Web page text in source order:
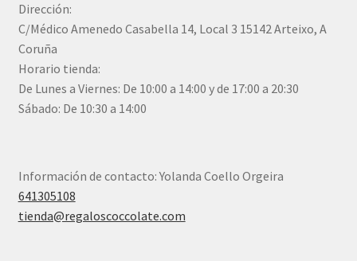
Dirección:
C/Médico Amenedo Casabella 14, Local 3 15142 Arteixo, A
Coruña
Horario tienda:
De Lunes a Viernes: De 10:00 a 14:00 y de 17:00 a 20:30
Sábado: De 10:30 a 14:00
Información de contacto: Yolanda Coello Orgeira
641305108
tienda@regaloscoccolate.com